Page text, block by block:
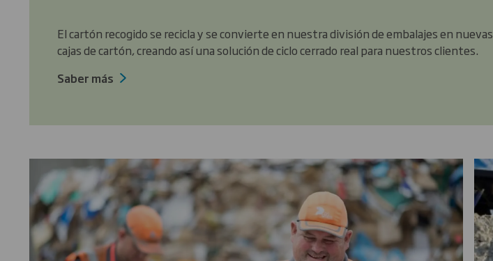
El cartón recogido se recicla y se convierte en nuestra división de embalajes en nuevas
cajas de cartón, creando así una solución de ciclo cerrado real para nuestros clientes.
Saber más